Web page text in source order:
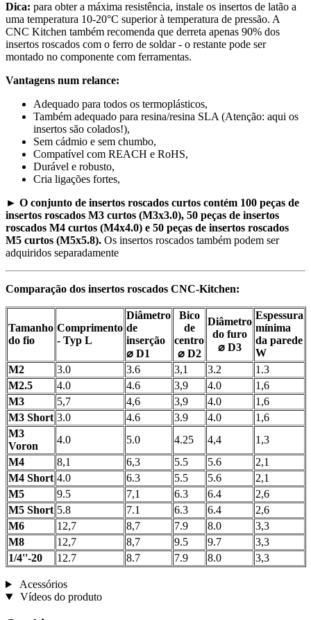
Dica: para obter a máxima resistência, instale os insertos de latão a
uma temperatura 10-20°C superior à temperatura de pressão. A
CNC Kitchen também recomenda que derreta apenas 90% dos
insertos roscados com o ferro de soldar - o restante pode ser
montado no componente com ferramentas.
Vantagens num relance:
Adequado para todos os termoplásticos,
Também adequado para resina/resina SLA (Atenção: aqui os
insertos são colados!),
Sem cádmio e sem chumbo,
Compatível com REACH e RoHS,
Durável e robusto,
Cria ligações fortes,
► O conjunto de insertos roscados curtos contém 100 peças de
insertos roscados M3 curtos (M3x3.0), 50 peças de insertos
roscados M4 curtos (M4x4.0) e 50 peças de insertos roscados
M5 curtos (M5x5.8). Os insertos roscados também podem ser
adquiridos separadamente
Comparação dos insertos roscados CNC-Kitchen:
Tamanho
do fio
Comprimento
- Typ L
Diâmetro
de
inserção
⌀ D1
Bico
de
centro
⌀ D2
Diâmetro
do furo
⌀ D3
Espessura
mínima
da parede
W
M2
3.0 3.6 3,1 3.2
1.3
M2.5
4.0 4.6 3,9 4.0
1,6
M3
5,7 4,6 3,9 4.0
1,6
M3 Short 3.0 4.6 3.9 4.0
1,6
M3
Voron
4.0 5.0 4.25 4,4
1,3
M4
8,1 6,3 5.5 5.6
2,1
M4 Short 4.0 6.3 5.5 5.6
2,1
M5
9.5 7,1 6.3 6.4
2,6
M5 Short 5.8 7.1 6.3 6.4
2,6
M6
12,7 8,7 7.9 8.0
3,3
M8
12,7 8,7 9.5 9.7
3,3
1/4''-20
12.7 8.7 7.9 8.0 3,3
Acessórios
Vídeos do produto